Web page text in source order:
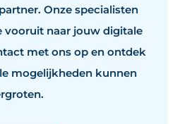
Onze specialisten
vooruit naar jouw digitale
met ons op en ontdek
mogelijkheden kunnen